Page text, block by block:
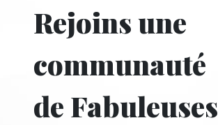
Rejoins une
communauté
de Fabuleuses